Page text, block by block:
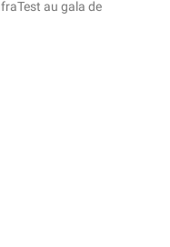
au gala de